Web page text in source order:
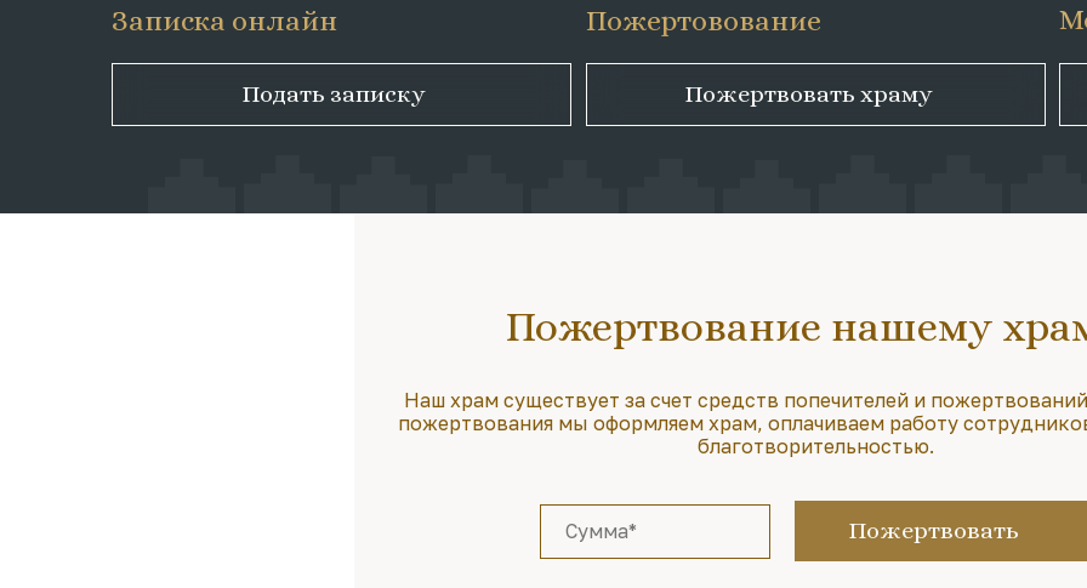
Пожертвовать храму
Подать записку
Пожертовование
Записка онлайн
Пожертвование нашему
Наш храм существует за счет средств попечителей и
пожертвования мы оформляем храм, оплачиваем работу
благотворительностью.
Пожертвовать